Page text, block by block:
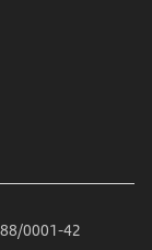
0001-42